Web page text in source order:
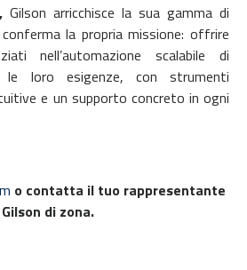
, Gilson arricchisce la sua gamma di
la propria missione: offrire
nell’automazione scalabile di
le loro esigenze, con strumenti
e un supporto concreto in ogni
o contatta il tuo rappresentante
Gilson di zona.